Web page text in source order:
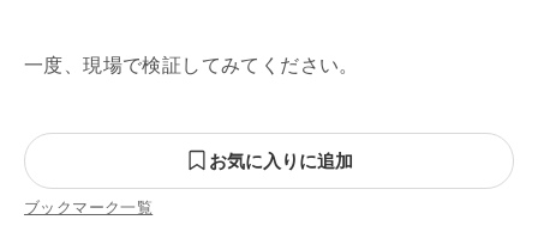
一度、現場で検証してみてください。
お気に入りに追加
ブックマーク一覧